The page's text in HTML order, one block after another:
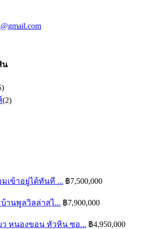
น
(2)
เข้าอยู่ได้ทันที ... ฿7,500,000
านพูลวิลล่าสไ... ฿7,900,000
ว หนองขอน หัวหิน ซอ... ฿4,950,000